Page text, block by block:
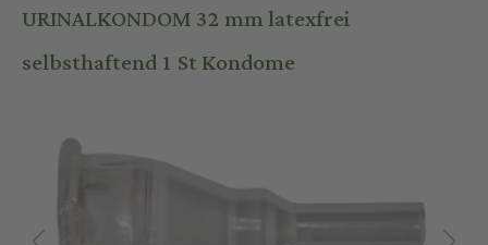
URINALKONDOM 32 mm latexfrei
selbsthaftend 1 St Kondome